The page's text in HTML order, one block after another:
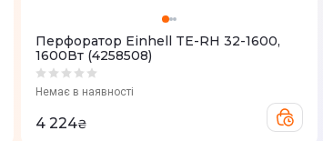
Перфоратор Einhell TE-RH 32-1600,
1600Вт (4258508)
Немає в наявності
4 224₴